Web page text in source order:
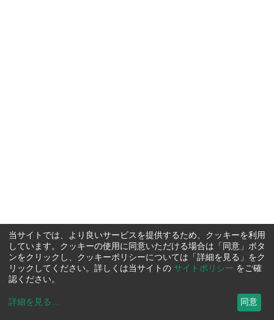
当サイトでは、より良いサービスを提供するため、クッキーを利用
しています。クッキーの使用に同意いただける場合は「同意」ボタ
ンをクリックし、クッキーポリシーについては「詳細を見る」をク
リックしてください。詳しくは当サイトの サイトポリシー をご確
認ください。
詳細を見る ... 同意